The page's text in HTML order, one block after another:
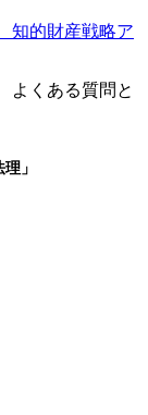
知的財産戦略ア
よくある質問と
」